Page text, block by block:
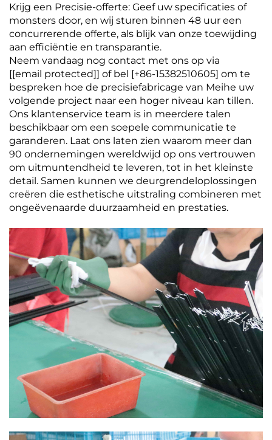
Krijg een Precisie-offerte: Geef uw specificaties of
monsters door, en wij sturen binnen 48 uur een
concurrerende offerte, als blijk van onze toewijding
aan efficiëntie en transparantie.
Neem vandaag nog contact met ons op via
[[email protected]] of bel [+86-15382510605] om te
bespreken hoe de precisiefabricage van Meihe uw
volgende project naar een hoger niveau kan tillen.
Ons klantenservice team is in meerdere talen
beschikbaar om een soepele communicatie te
garanderen. Laat ons laten zien waarom meer dan
90 ondernemingen wereldwijd op ons vertrouwen
om uitmuntendheid te leveren, tot in het kleinste
detail. Samen kunnen we deurgrendeloplossingen
creëren die esthetische uitstraling combineren met
ongeëvenaarde duurzaamheid en prestaties.